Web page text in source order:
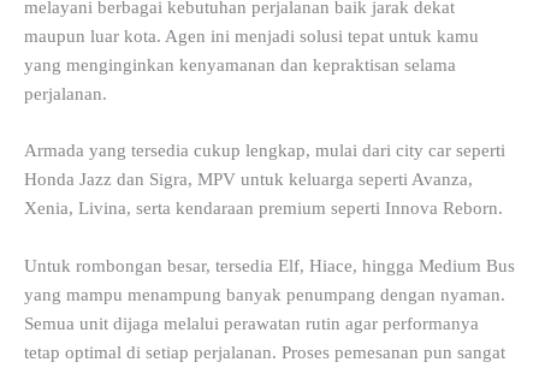
melayani berbagai kebutuhan perjalanan baik jarak dekat
maupun luar kota. Agen ini menjadi solusi tepat untuk kamu
yang menginginkan kenyamanan dan kepraktisan selama
perjalanan.
Armada yang tersedia cukup lengkap, mulai dari city car seperti
Honda Jazz dan Sigra, MPV untuk keluarga seperti Avanza,
Xenia, Livina, serta kendaraan premium seperti Innova Reborn.
Untuk rombongan besar, tersedia Elf, Hiace, hingga Medium Bus
yang mampu menampung banyak penumpang dengan nyaman.
Semua unit dijaga melalui perawatan rutin agar performanya
tetap optimal di setiap perjalanan. Proses pemesanan pun sangat